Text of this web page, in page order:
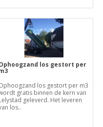
los gestort per
los gestort per m3
gratis binnen de kern van
geleverd. Het leveren
los..